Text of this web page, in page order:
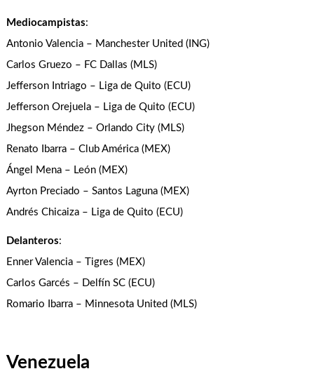
Mediocampistas:
Antonio Valencia – Manchester United (ING)
Carlos Gruezo – FC Dallas (MLS)
Jefferson Intriago – Liga de Quito (ECU)
Jefferson Orejuela – Liga de Quito (ECU)
Jhegson Méndez – Orlando City (MLS)
Renato Ibarra – Club América (MEX)
Ángel Mena – León (MEX)
Ayrton Preciado – Santos Laguna (MEX)
Andrés Chicaiza – Liga de Quito (ECU)
Delanteros:
Enner Valencia – Tigres (MEX)
Carlos Garcés – Delfín SC (ECU)
Romario Ibarra – Minnesota United (MLS)
Venezuela